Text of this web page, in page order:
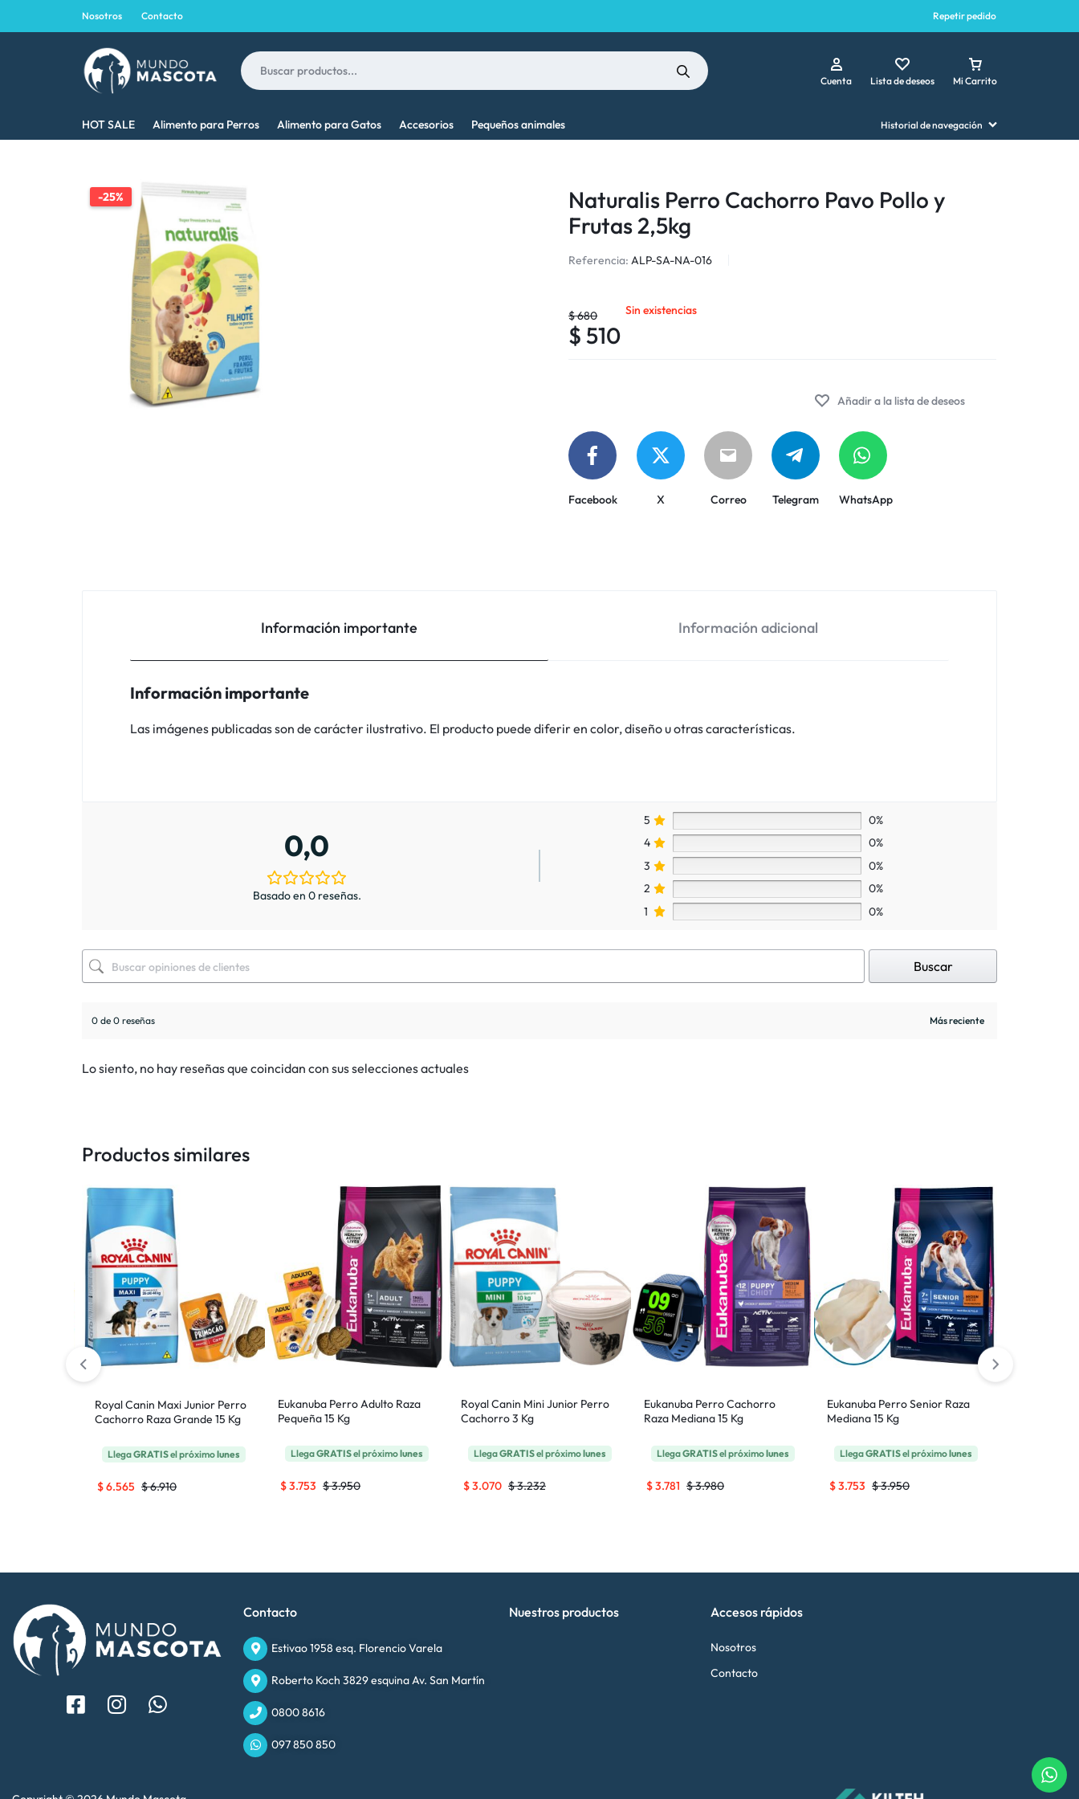
Nosotros Contacto Repetir pedido
MASCOTA
MEJOR
PARA
MASCOTA
Cuenta Lista de deseos Mi Carrito
HOT SALE Alimento para Perros Alimento para Gatos Accesorios Pequeños animales Historial de navegación
-25%
Naturalis Perro Cachorro Pavo Pollo y
Frutas 2,5kg
Referencia: ALP-SA-NA-016
$680
$ 510
Sin existencias
Añadir a la lista de deseos
Facebook X Correo Telegram WhatsApp
Información importante Información adicional
Información importante
Las imágenes publicadas son de carácter ilustrativo. El producto puede diferir en color, diseño u otras características.
0,0
Basado en 0 reseñas.
5
0%
4
0%
3
0%
2
0%
1
0%
Buscar
0 de 0 reseñas
Lo siento, no hay reseñas que coincidan con sus selecciones actuales
Productos similares
Royal Canin Maxi Junior Perro
Cachorro Raza Grande 15 Kg
LlegaGRATISel próximolunes
$6.910
$6.565
Eukanuba Perro Adulto Raza
Pequeña 15 Kg
LlegaGRATISel próximolunes
$3.950
$3.753
Royal Canin Mini Junior Perro
Cachorro 3 Kg
LlegaGRATISel próximolunes
$3.232
$3.070
Eukanuba Perro Cachorro
Raza Mediana 15 Kg
LlegaGRATISel próximolunes
$3.980
$3.781
Eukanuba Perro Senior Raza
Mediana 15 Kg
LlegaGRATISel próximolunes
$3.950
$3.753
Contacto
Estivao 1958 esq. Florencio Varela
Roberto Koch 3829 esquina Av. San Martín
0800 8616
097 850 850
Nuestros productos Accesos rápidos
Nosotros
Contacto